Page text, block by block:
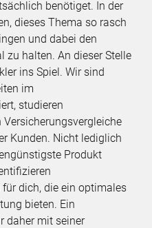
benötiget. In der
dieses Thema so rasch
und dabei den
halten. An dieser Stelle
ins Spiel. Wir sind
im
studieren
Kunden. Nicht lediglich
Produkt
dich, die ein optimales
bieten. Ein
daher mit seiner